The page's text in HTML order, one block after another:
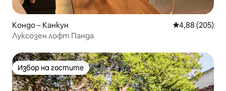
Кондо – Канкун Средна
4,88 (205)
Луксозен лофт Панда
Избор на гостите
Избор на гостите